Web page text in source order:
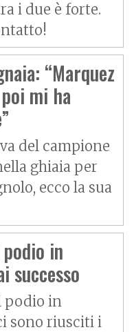
i due è forte.
“Marquez
mi ha
del campione
ghiaia per
ecco la sua
in
successo
podio in
sono riusciti i